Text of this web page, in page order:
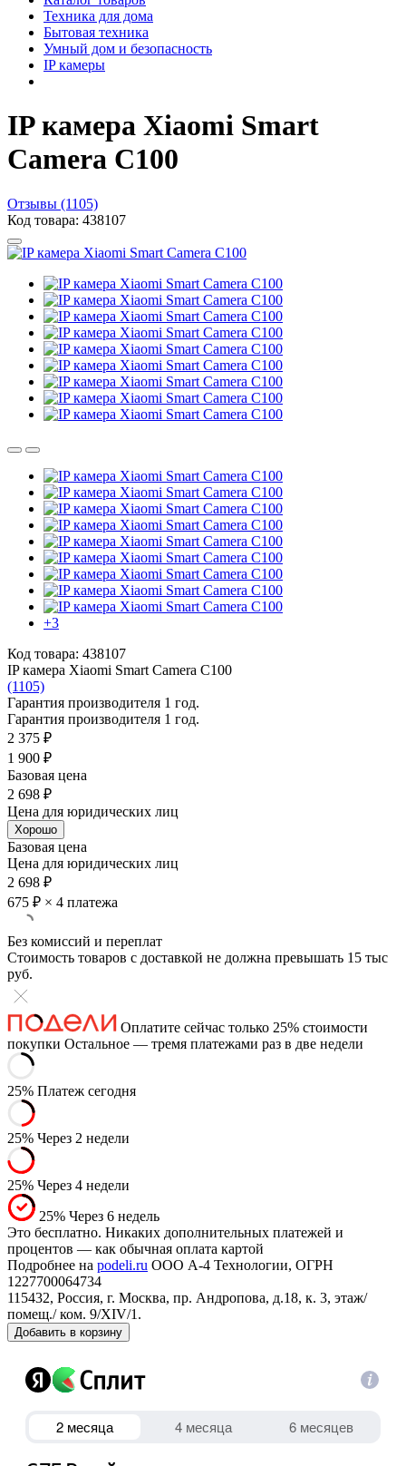
Техника для дома
Бытовая техника
Умный дом и безопасность
IP камеры
IP камера Xiaomi Smart
Camera C100
Отзывы (1105)
Код товара: 438107
+3
Код товара: 438107
IP камера Xiaomi Smart Camera C100
(1105)
Гарантия производителя 1 год.
Гарантия производителя 1 год.
2 375 ₽
1 900 ₽
Базовая цена
2 698 ₽
Цена для юридических лиц
Хорошо
Базовая цена
Цена для юридических лиц
2 698 ₽
675 ₽ × 4 платежа
Без комиссий и переплат
Стоимость товаров с доставкой не должна превышать 15 тыс
руб.
Оплатите сейчас только 25% стоимости
покупки Остальное — тремя платежами раз в две недели
25% Платеж сегодня
25% Через 2 недели
25% Через 4 недели
25% Через 6 недель
Это бесплатно. Никаких дополнительных платежей и
процентов — как обычная оплата картой
Подробнее на podeli.ru ООО А-4 Технологии, ОГРН
1227700064734
115432, Россия, г. Москва, пр. Андропова, д.18, к. 3, этаж/
помещ./ ком. 9/XIV/1.
Добавить в корзину